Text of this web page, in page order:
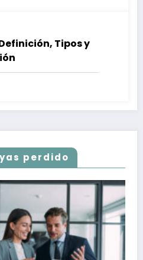
Tipos y
perdido